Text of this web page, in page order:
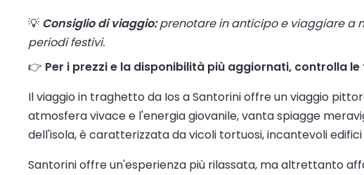
💡 Consiglio di viaggio:prenotare in anticipo e viaggiare a
periodi festivi.
👉 Per i prezzi e la disponibilità più aggiornati, controlla
Il viaggio in traghetto da Ios a Santorini offre un viaggio
atmosfera vivace e l'energia giovanile, vanta spiagge
dell'isola, è caratterizzata da vicoli tortuosi, incantevoli
Santorini offre un'esperienza più rilassata, ma altrettanto